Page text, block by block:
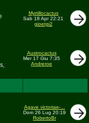
Myrtillocactus
Sab 18 Apr 22:21
gioetgi2
Austrocactus
Mer 17 Giu 7:35
Andreroe
Agave victoriae-...
Dom 26 Lug 20:19
RobertoBr